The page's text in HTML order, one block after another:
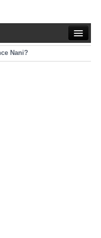
Nani?
Pawan Kalyan